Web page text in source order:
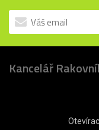
Kancelář